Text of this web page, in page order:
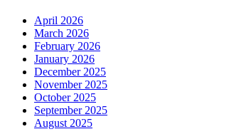
April 2026
March 2026
February 2026
January 2026
December 2025
November 2025
October 2025
September 2025
August 2025